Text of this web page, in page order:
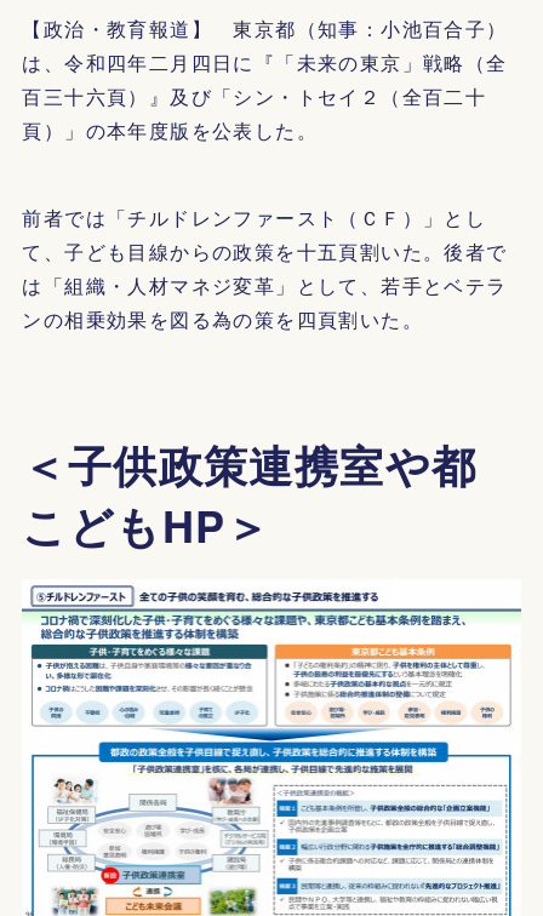
【政治・教育報道】 東京都（知事：小池百合子）
は、令和四年二月四日に『「未来の東京」戦略（全
百三十六頁）』及び「シン・トセイ２（全百二十
頁）」の本年度版を公表した。
前者では「チルドレンファースト（ＣＦ）」とし
て、子ども目線からの政策を十五頁割いた。後者で
は「組織・人材マネジ変革」として、若手とベテラ
ンの相乗効果を図る為の策を四頁割いた。
＜子供政策連携室や都
こどもHP＞